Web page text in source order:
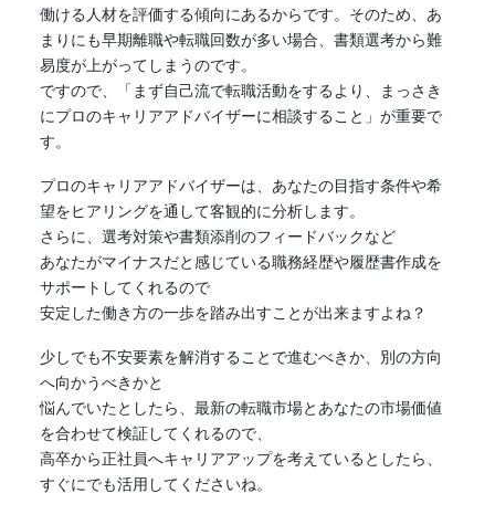
働ける人材を評価する傾向にあるからです。そのため、あ
まりにも早期離職や転職回数が多い場合、書類選考から難
易度が上がってしまうのです。
ですので、「まず自己流で転職活動をするより、まっさき
にプロのキャリアアドバイザーに相談すること」が重要で
す。
プロのキャリアアドバイザーは、あなたの目指す条件や希
望をヒアリングを通して客観的に分析します。
さらに、選考対策や書類添削のフィードバックなど
あなたがマイナスだと感じている職務経歴や履歴書作成を
サポートしてくれるので
安定した働き方の一歩を踏み出すことが出来ますよね？
少しでも不安要素を解消することで進むべきか、別の方向
へ向かうべきかと
悩んでいたとしたら、最新の転職市場とあなたの市場価値
を合わせて検証してくれるので、
高卒から正社員へキャリアアップを考えているとしたら、
すぐにでも活用してくださいね。